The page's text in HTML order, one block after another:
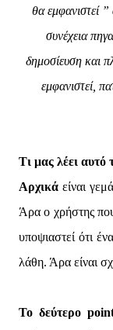
θα εμφανιστεί
συνέχεια
δημοσίευση και
εμφανιστεί,
Τι μας λέει αυτό
Αρχικά είναι
Άρα ο χρήστης
υποψιαστεί ότι
λάθη. Άρα είναι
Το δεύτερο